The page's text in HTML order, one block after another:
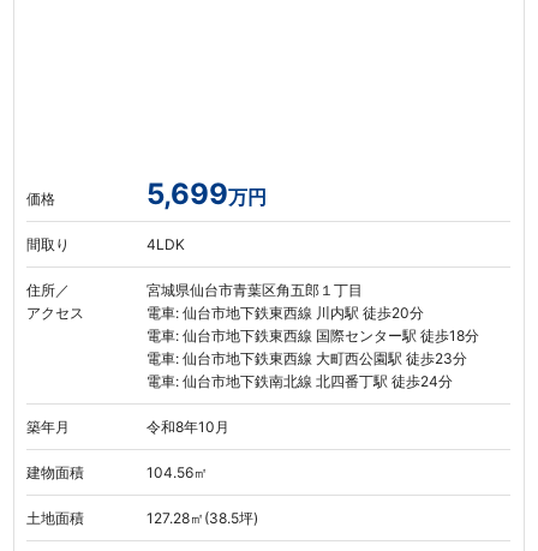
価格 5,699万円
間取り 4LDK
住所／
アクセス
宮城県仙台市青葉区角五郎１丁目
電車: 仙台市地下鉄東西線 川内駅 徒歩20分
電車: 仙台市地下鉄東西線 国際センター駅 徒歩18分
電車: 仙台市地下鉄東西線 大町西公園駅 徒歩23分
電車: 仙台市地下鉄南北線 北四番丁駅 徒歩24分
築年月 令和8年10月
建物面積 104.56㎡
土地面積 127.28㎡(38.5坪)